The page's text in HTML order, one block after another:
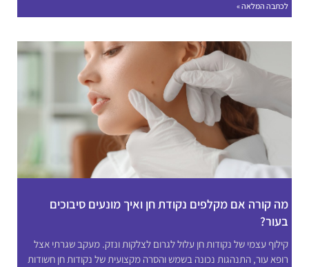
לכתבה המלאה »
מה קורה אם מקלפים נקודת חן ואיך מונעים סיבוכים
בעור?
קילוף עצמי של נקודות חן עלול לגרום לצלקות ונזק. מעקב שגרתי אצל
רופא עור, התנהגות נכונה בשמש והסרה מקצועית של נקודות חן חשודות